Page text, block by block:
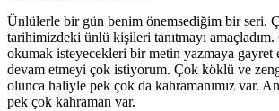
Ünlülerle bir gün benim önemsediğim bir seri.
tarihimizdeki ünlü kişileri tanıtmayı
okumak isteyecekleri bir metin yazmaya gayret
devam etmeyi çok istiyorum. Çok köklü ve
olunca haliyle pek çok da kahramanımız var.
pek çok kahraman var.